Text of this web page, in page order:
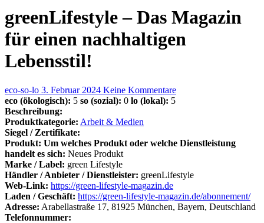
greenLifestyle – Das Magazin
für einen nachhaltigen
Lebensstil!
eco-so-lo 3. Februar 2024 Keine Kommentare
eco (ökologisch): 5 so (sozial): 0 lo (lokal): 5
Beschreibung:
Produktkategorie: Arbeit & Medien
Siegel / Zertifikate:
Produkt: Um welches Produkt oder welche Dienstleistung
handelt es sich: Neues Produkt
Marke / Label: green Lifestyle
Händler / Anbieter / Dienstleister: greenLifestyle
Web-Link: https://green-lifestyle-magazin.de
Laden / Geschäft: https://green-lifestyle-magazin.de/abonnement/
Adresse: Arabellastraße 17, 81925 München, Bayern, Deutschland
Telefonnummer: